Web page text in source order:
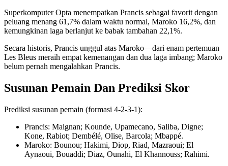
Superkomputer Opta menempatkan Prancis sebagai favorit dengan
peluang menang 61,7% dalam waktu normal, Maroko 16,2%, dan
kemungkinan laga berlanjut ke babak tambahan 22,1%.
Secara historis, Prancis unggul atas Maroko—dari enam pertemuan
Les Bleus meraih empat kemenangan dan dua laga imbang; Maroko
belum pernah mengalahkan Prancis.
Susunan Pemain Dan Prediksi Skor
Prediksi susunan pemain (formasi 4-2-3-1):
Prancis: Maignan; Kounde, Upamecano, Saliba, Digne;
Kone, Rabiot; Dembélé, Olise, Barcola; Mbappé.
Maroko: Bounou; Hakimi, Diop, Riad, Mazraoui; El
Aynaoui, Bouaddi; Diaz, Ounahi, El Khannouss; Rahimi.